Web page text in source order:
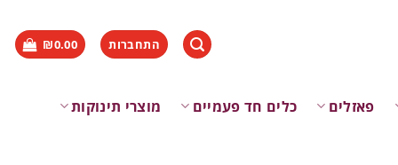
התחברות ₪0.00
פאזלים כלים חד פעמיים
מוצרי תינוקות